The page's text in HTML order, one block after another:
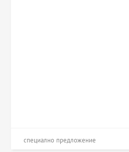
специално предложение